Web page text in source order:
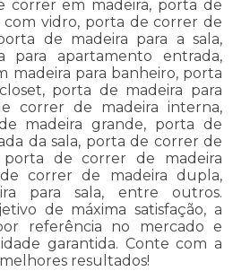
correr em madeira, porta de
vidro, porta de correr de
de madeira para a sala,
para apartamento entrada,
madeira para banheiro, porta
porta de madeira para
correr de madeira interna,
madeira grande, porta de
da sala, porta de correr de
porta de correr de madeira
correr de madeira dupla,
para sala, entre outros.
de máxima satisfação, a
referência no mercado e
garantida. Conte com a
resultados!